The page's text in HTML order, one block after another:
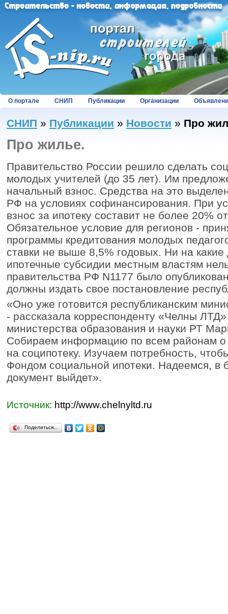
О портале СНИП Публикации Организации
СНИП » Публикации » Новости » Про
Про жилье.
Правительство России решило сделать
молодых учителей (до 35 лет). Им
начальный взнос. Средства на это
РФ на условиях софинансирования. При
взнос за ипотеку составит не более 20%
Обязательное условие для регионов -
программы кредитования молодых
ставки не выше 8,5% годовых. Ни на какие
ипотечные субсидии местным властям
правительства РФ N1177 было
должны издать свое постановление
«Оно уже готовится республиканским
- рассказала корреспонденту «Челны
министерства образования и науки РТ
Собираем информацию по всем районам о
на соципотеку. Изучаем потребность,
Фондом социальной ипотеки. Надеемся, в
документ выйдет».
Источник: http://www.chelnyltd.ru
Поделиться…